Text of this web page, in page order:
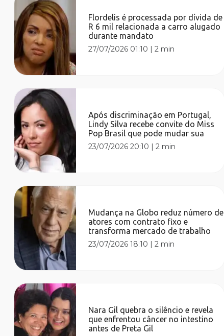
Flordelis é processada por dívida de
R 6 mil relacionada a carro alugado
durante mandato
27/07/2026 01:10 |2 min
Após discriminação em Portugal,
Lindy Silva recebe convite do Miss
Pop Brasil que pode mudar sua
23/07/2026 20:10 |2 min
Mudança na Globo reduz número de
atores com contrato fixo e
transforma mercado de trabalho
23/07/2026 18:10 |2 min
Nara Gil quebra o silêncio e revela
que enfrentou câncer no intestino
antes de Preta Gil